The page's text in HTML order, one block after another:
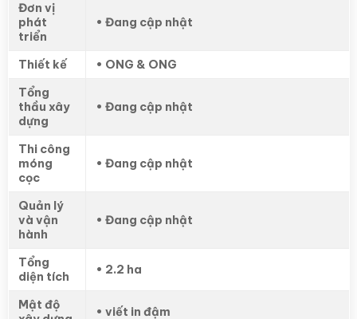
Đơn vị
phát
triển
• Đang cập nhật
Thiết kế
• ONG & ONG
Tổng
thầu xây
dựng
• Đang cập nhật
Thi công
móng
cọc
• Đang cập nhật
Quản lý
và vận
hành
• Đang cập nhật
Tổng
diện tích
• 2.2 ha
Mật độ
• viết in đậm